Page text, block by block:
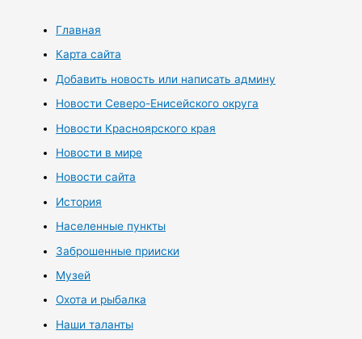
Главная
Карта сайта
Добавить новость или написать админу
Новости Северо-Енисейского округа
Новости Красноярского края
Новости в мире
Новости сайта
История
Населенные пункты
Заброшенные прииски
Музей
Охота и рыбалка
Наши таланты